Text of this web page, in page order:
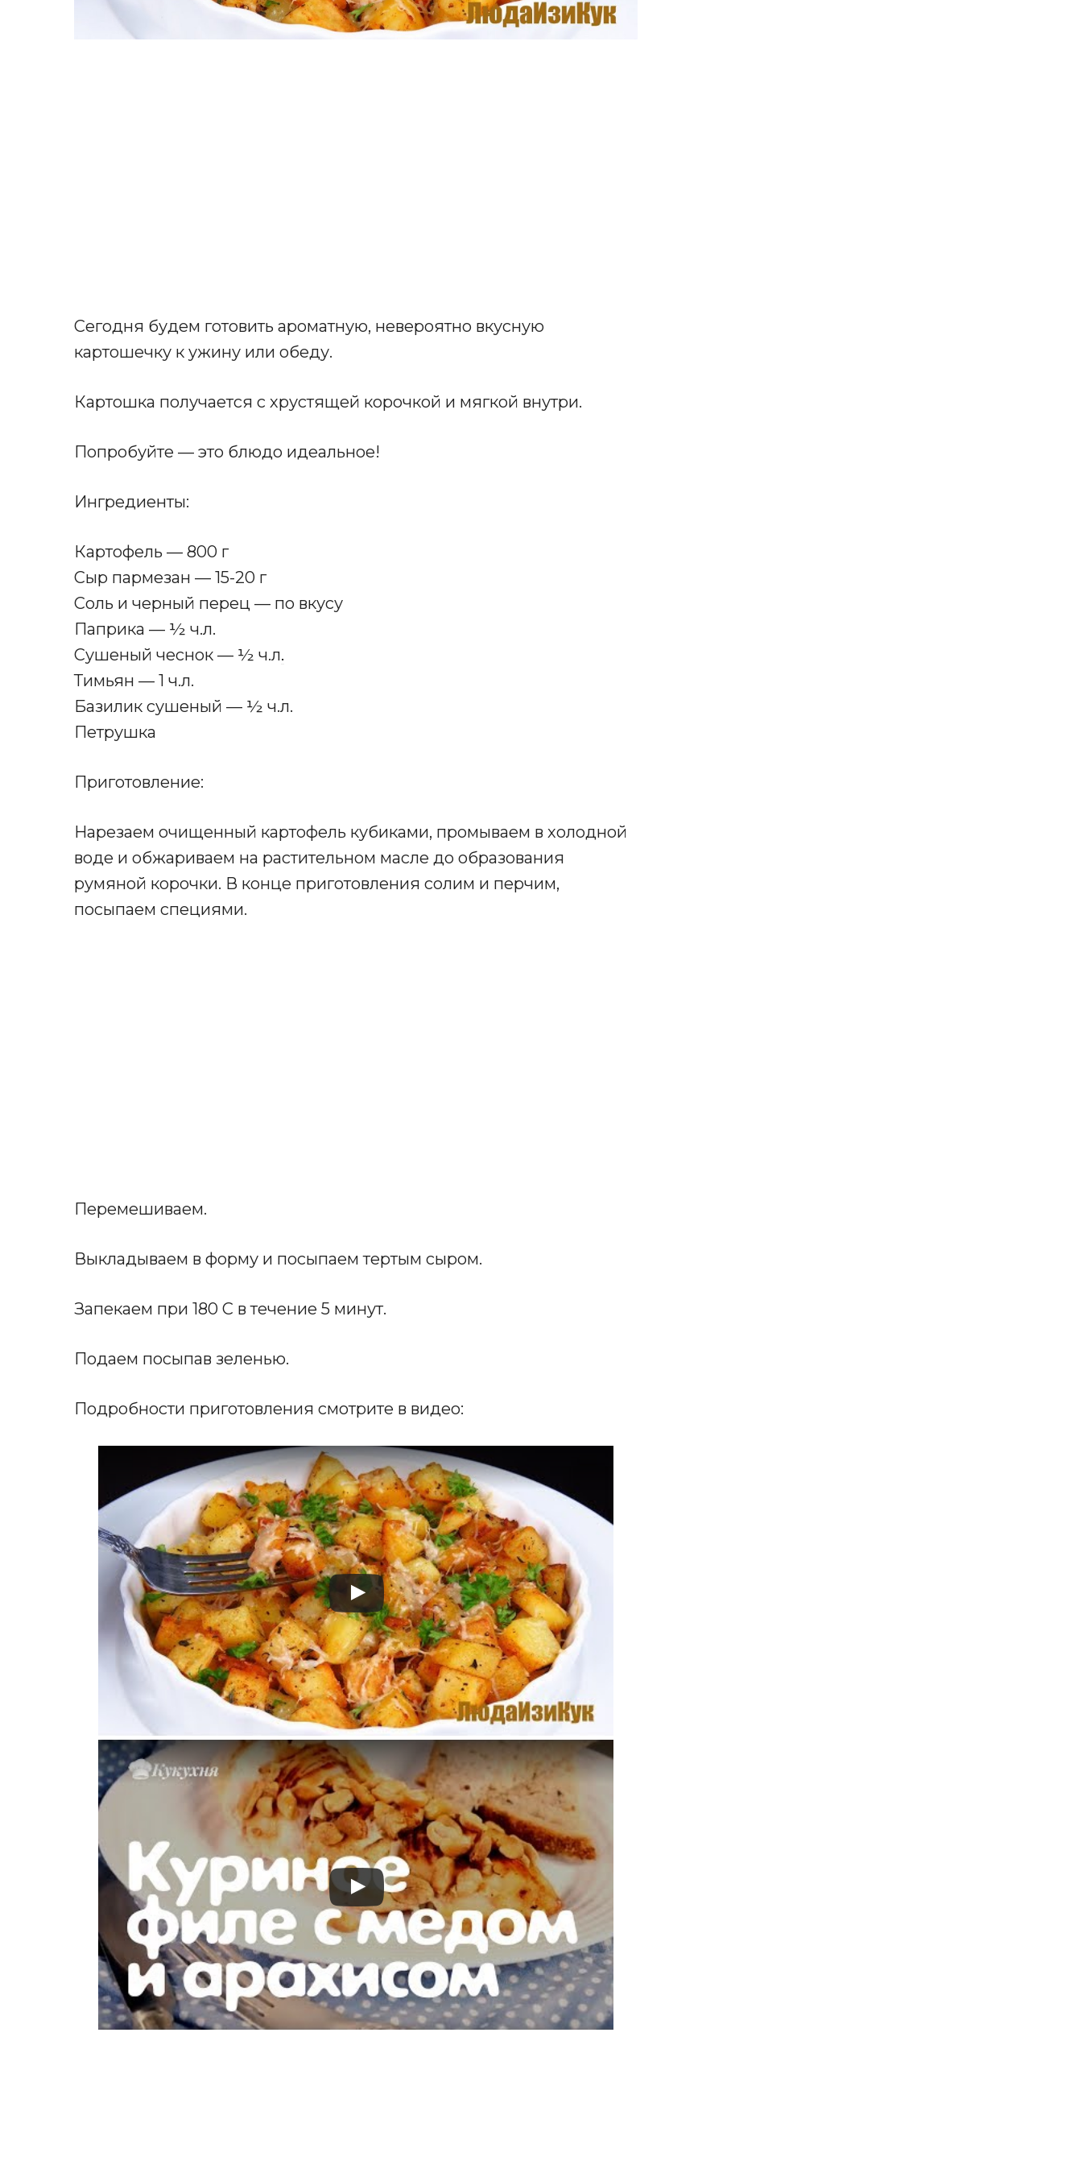
Сегодня будем готовить ароматную, невероятно вкусную
картошечку к ужину или обеду.
Картошка получается с хрустящей корочкой и мягкой внутри.
Попробуйте — это блюдо идеальное!
Ингредиенты:
Картофель — 800 г
Сыр пармезан — 15-20 г
Соль и черный перец — по вкусу
Паприка — ½ ч.л.
Сушеный чеснок — ½ ч.л.
Тимьян — 1 ч.л.
Базилик сушеный — ½ ч.л.
Петрушка
Приготовление:
Нарезаем очищенный картофель кубиками, промываем в холодной
воде и обжариваем на растительном масле до образования
румяной корочки. В конце приготовления солим и перчим,
посыпаем специями.
Перемешиваем.
Выкладываем в форму и посыпаем тертым сыром.
Запекаем при 180 С в течение 5 минут.
Подаем посыпав зеленью.
Подробности приготовления смотрите в видео: